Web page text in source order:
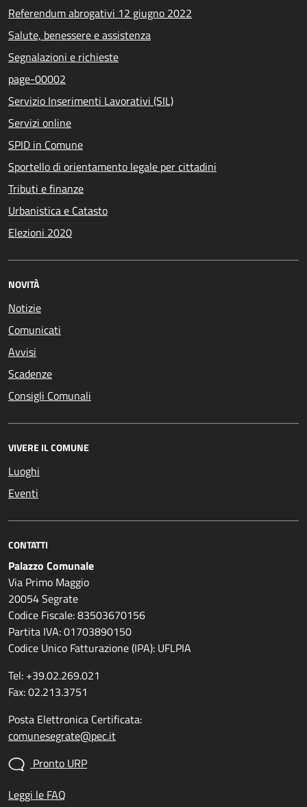
Referendum abrogativi 12 giugno 2022
Salute, benessere e assistenza
Segnalazioni e richieste
page-00002
Servizio Inserimenti Lavorativi (SIL)
Servizi online
SPID in Comune
Sportello di orientamento legale per cittadini
Tributi e finanze
Urbanistica e Catasto
Elezioni 2020
NOVITÀ
Notizie
Comunicati
Avvisi
Scadenze
Consigli Comunali
VIVERE IL COMUNE
Luoghi
Eventi
CONTATTI
Palazzo Comunale
Via Primo Maggio
20054 Segrate
Codice Fiscale: 83503670156
Partita IVA: 01703890150
Codice Unico Fatturazione (IPA): UFLPIA
Tel: +39.02.269.021
Fax: 02.213.3751
Posta Elettronica Certificata:
comunesegrate@pec.it
Pronto URP
Leggi le FAQ